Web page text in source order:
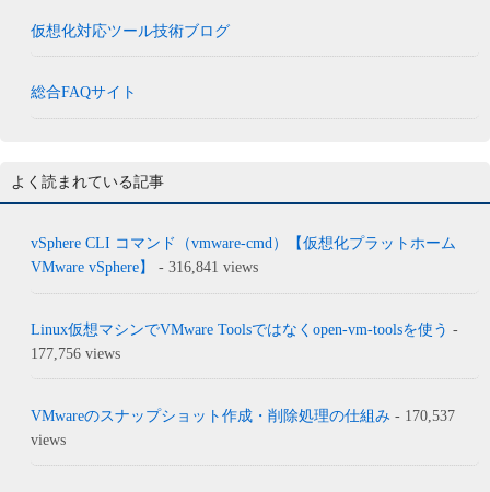
仮想化対応ツール技術ブログ
総合FAQサイト
よく読まれている記事
vSphere CLI コマンド（vmware-cmd）【仮想化プラットホーム
VMware vSphere】
- 316,841 views
Linux仮想マシンでVMware Toolsではなくopen-vm-toolsを使う -
177,756 views
VMwareのスナップショット作成・削除処理の仕組み - 170,537
views